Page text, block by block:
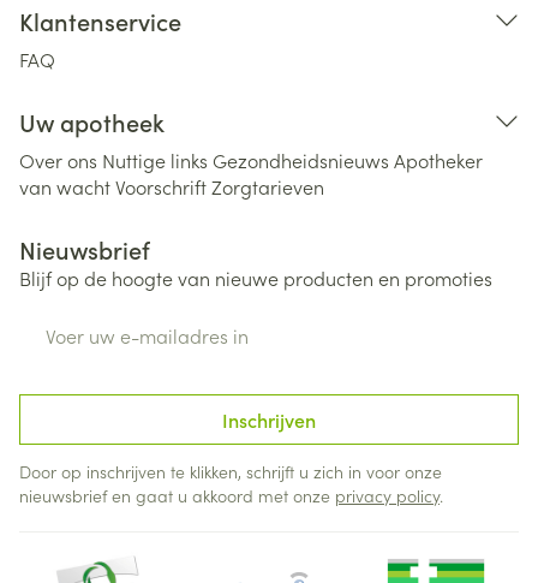
Klantenservice
FAQ
Uw apotheek
Over ons Nuttige links Gezondheidsnieuws Apotheker
van wachtVoorschriftZorgtarieven
Nieuwsbrief
Blijf op de hoogte van nieuwe producten en promoties
Inschrijven
Door op inschrijven te klikken, schrijft u zich in voor onze
nieuwsbrief en gaat u akkoord met onze privacy policy.